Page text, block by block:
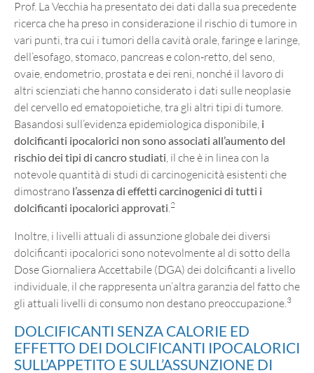
Prof. La Vecchia ha presentato dei dati dalla sua precedente
ricerca che ha preso in considerazione il rischio di tumore in
vari punti, tra cui i tumori della cavità orale, faringe e laringe,
dell’esofago, stomaco, pancreas e colon-retto, del seno,
ovaie, endometrio, prostata e dei reni, nonché il lavoro di
altri scienziati che hanno considerato i dati sulle neoplasie
del cervello ed ematopoietiche, tra gli altri tipi di tumore.
Basandosi sull’evidenza epidemiologica disponibile, i
dolcificanti ipocalorici non sono associati all’aumento del
rischio dei tipi di cancro studiati , il che è in linea con la
notevole quantità di studi di carcinogenicità esistenti che
dimostrano l’assenza di effetti carcinogenici di tutti i
dolcificanti ipocalorici approvati 2
Inoltre, i livelli attuali di assunzione globale dei diversi
dolcificanti ipocalorici sono notevolmente al di sotto della
Dose Giornaliera Accettabile (DGA) dei dolcificanti a livello
individuale, il che rappresenta un’altra garanzia del fatto che
gli attuali livelli di consumo non destano preoccupazione. 3
DOLCIFICANTI SENZA CALORIE ED
EFFETTO DEI DOLCIFICANTI IPOCALORICI
SULL’APPETITO E SULL’ASSUNZIONE DI